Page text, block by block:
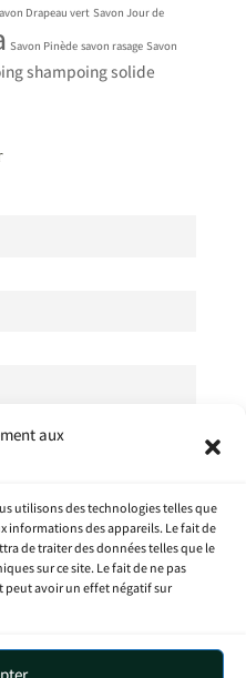
aux
utilisons des technologies telles que
informations des appareils. Le fait de
de traiter des données telles que le
sur ce site. Le fait de ne pas
peut avoir un effet négatif sur
Drapeau vert Savon Jour de
Savon Pinède savon rasage Savon
shampoing solide
Nos procédés